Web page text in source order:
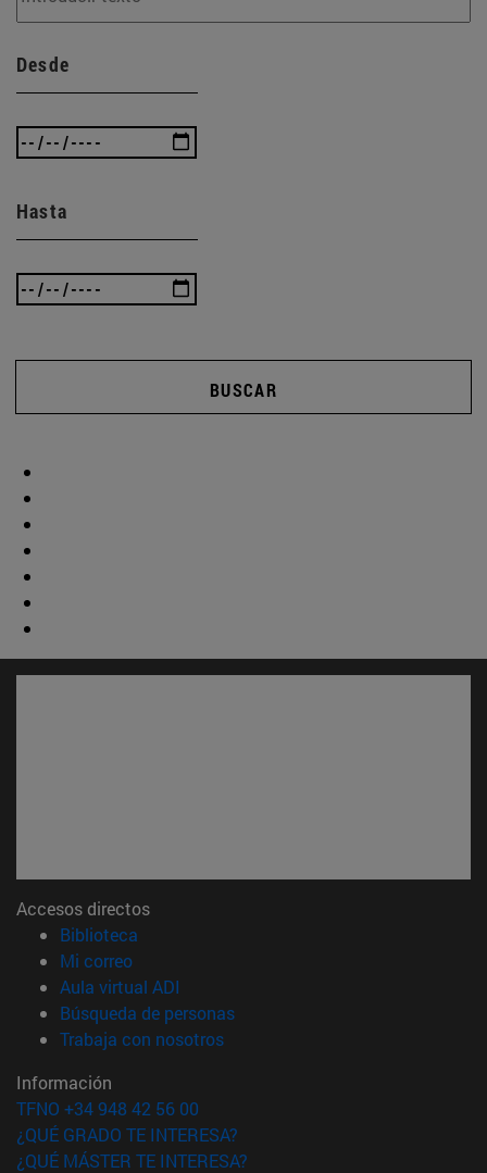
Desde
Hasta
BUSCAR
Accesos directos
Biblioteca
Mi correo(abre en nueva ventana)
Aula virtual ADI
Búsqueda de personas(abre en nueva ventana)
Trabaja con nosotros(abre en nueva ventana)
Información
TFNO +34 948 42 56 00
¿QUÉ GRADO TE INTERESA?
¿QUÉ MÁSTER TE INTERESA?